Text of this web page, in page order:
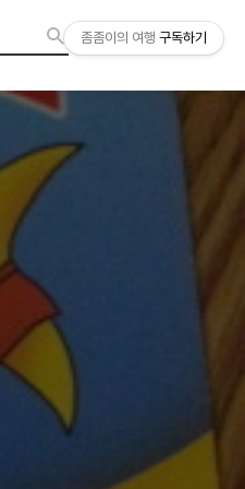
좀좀이의 여행 구독하기